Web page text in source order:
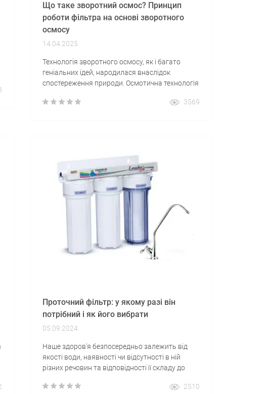
Що таке зворотний осмос? Принцип
роботи фільтра на основі зворотного
осмосу
14.04.2025
Технологія зворотного осмосу, як і багато
геніальних ідей, народилася внаслідок
спостереження природи. Осмотична технологія
організмах і ґрунтується на проникненні
заснований на наявності напівпропускних пір.
3569
Проточний фільтр: у якому разі він
потрібний і як його вибрати
05.09.2024
Наше здоров'я безпосередньо залежить від
якості води, наявності чи відсутності в ній
різних речовин та відповідності її складу до
виявляється непридатною для вживання 2510